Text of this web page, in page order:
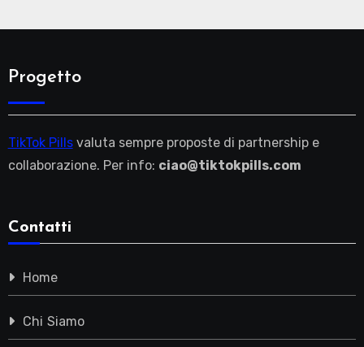
Progetto
TikTok Pillsvaluta sempre proposte di partnership e
collaborazione. Per info: ciao@tiktokpills.com
Contatti
Home
Chi Siamo